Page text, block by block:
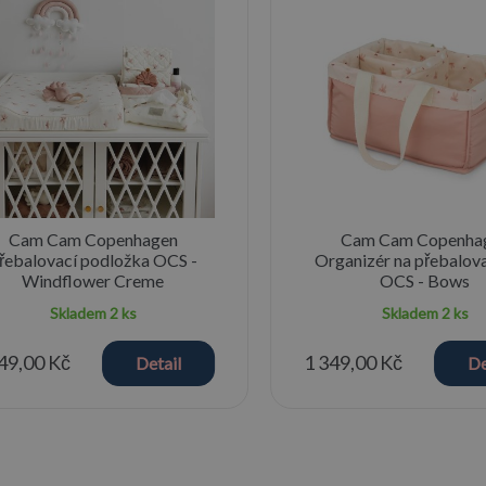
Cam Cam Copenhagen
podložka OCS -
Windflower Creme
Skladem 2 ks
Kč Detail
Cam Cam
Organizér na
OCS - Bows
Skladem 2 ks
1 349,00 Kč